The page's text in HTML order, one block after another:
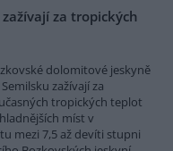
za tropických
dolomitové jeskyně
zažívají za
tropických teplot
míst v
mezi 7,5 až devíti stupni